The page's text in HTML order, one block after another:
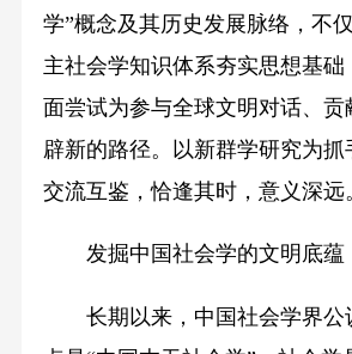
学”概念及其历史发展脉络，不
主社会学知识体系夯实思想基础
面尝试为参与全球文明对话、贡
辟新的路径。以新群学研究为抓
交流互鉴，恰逢其时，意义深远
发掘中国社会学的文明底蕴
长期以来，中国社会学界公